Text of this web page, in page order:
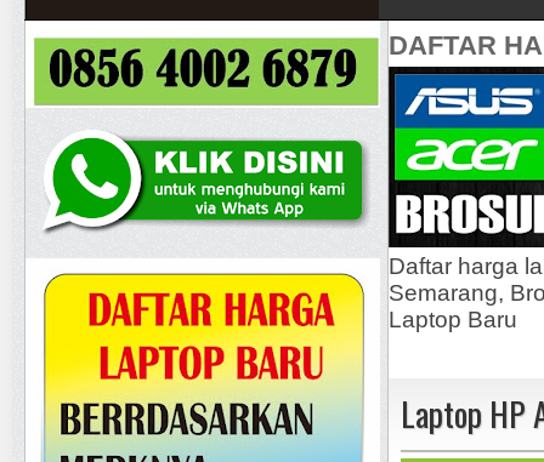
DAFTAR
Daftar harga
Semarang,
Laptop Baru
Laptop HP